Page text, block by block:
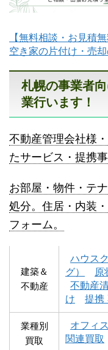
白老町不用品回収
八雲町不用品回収
積丹町不用品回収
【無料相談・お見積
空き家の片付け・売
札幌の事業者
業行います！
不動産管理会社様
たサービス・提携
お部屋・物件・テ
処分。住居・内装
フォーム。
建築＆
不動産
ハウス
グ）
原
不動産
け
提携
業種別
買取
オフィ
関連買取